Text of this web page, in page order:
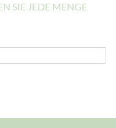
SIE JEDE MENGE